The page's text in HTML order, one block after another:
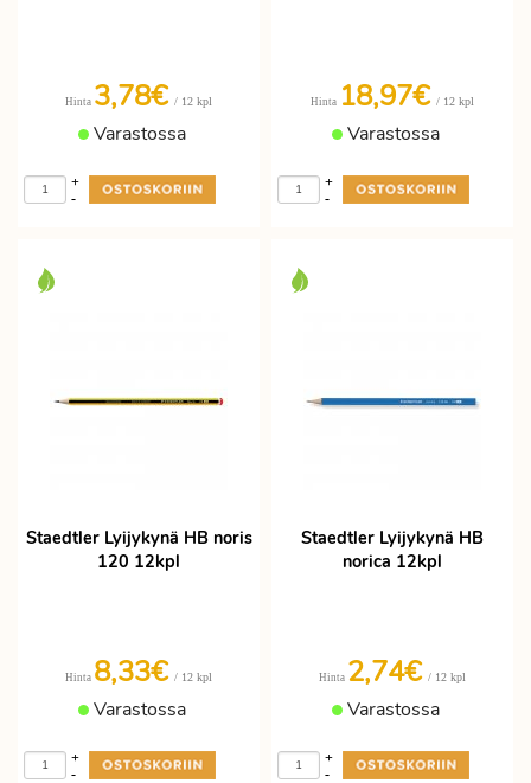
Hinta 3,78€ / 12 kpl
Varastossa
-
+
Hinta 18,97€ / 12 kpl
Varastossa
-
+
Staedtler Lyijykynä HB noris
120 12kpl
Hinta 8,33€ / 12 kpl
Varastossa
-
+
Staedtler Lyijykynä HB
norica 12kpl
Hinta 2,74€ / 12 kpl
Varastossa
-
+